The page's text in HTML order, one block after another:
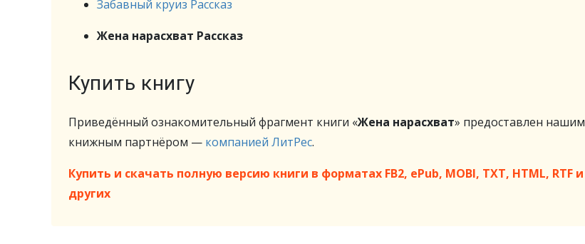
Забавный круиз Рассказ
Жена нарасхват Рассказ
Купить книгу
Приведённый ознакомительный фрагмент книги «Жена нарасхват» предоставлен нашим
книжным партнёром — компанией ЛитРес.
Купить и скачать полную версию книги в форматах FB2, ePub, MOBI, TXT, HTML, RTF и
других